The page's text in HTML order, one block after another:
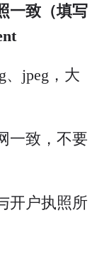
一致（填写
、jpeg，大
一致，不要
开户执照所